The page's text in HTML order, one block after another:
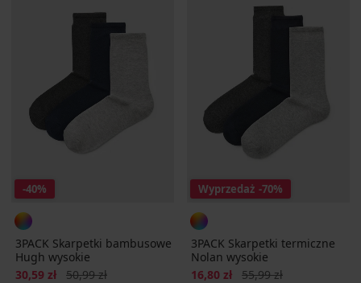
-40%
3PACK Skarpetki bambusowe
Hugh wysokie
Zniżka
30,59 zł Pierwotna cena
50,99 zł
Wyprzedaż -70%
3PACK Skarpetki termiczne
Nolan wysokie
Zniżka
16,80 zł Pierwotna cena
55,99 zł